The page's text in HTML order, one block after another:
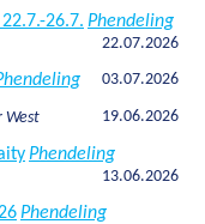
26.7. Phendeling
22.07.2026
03.07.2026
West 19.06.2026
Phendeling
13.06.2026
Phendeling